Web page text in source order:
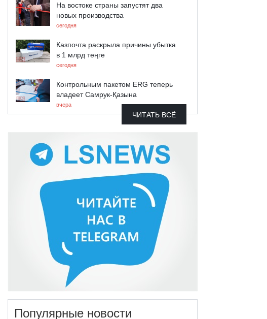
На востоке страны запустят два
новых производства
сегодня
Казпочта раскрыла причины убытка
в 1 млрд теңге
сегодня
Контрольным пакетом ERG теперь
владеет Самрук-Қазына
вчера
ЧИТАТЬ ВСЁ
Популярные новости